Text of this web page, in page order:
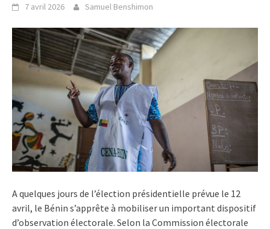
7 avril 2026 Samuel Benshimon
A quelques jours de l’élection présidentielle prévue le 12
avril, le Bénin s’apprête à mobiliser un important dispositif
d’observation électorale. Selon la Commission électorale